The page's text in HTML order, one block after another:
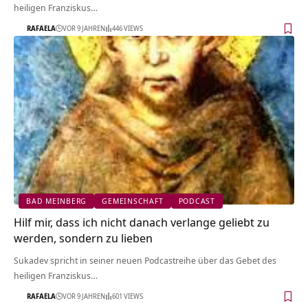
heiligen Franziskus…
RAFAELA VOR 9 JAHREN 446 VIEWS
BAD MEINBERG GEMEINSCHAFT PODCAST
Hilf mir, dass ich nicht danach verlange geliebt zu
werden, sondern zu lieben
Sukadev spricht in seiner neuen Podcastreihe über das Gebet des
heiligen Franziskus…
RAFAELA VOR 9 JAHREN 601 VIEWS